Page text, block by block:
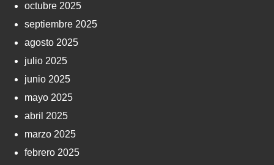
octubre 2025
septiembre 2025
agosto 2025
julio 2025
junio 2025
mayo 2025
abril 2025
marzo 2025
febrero 2025